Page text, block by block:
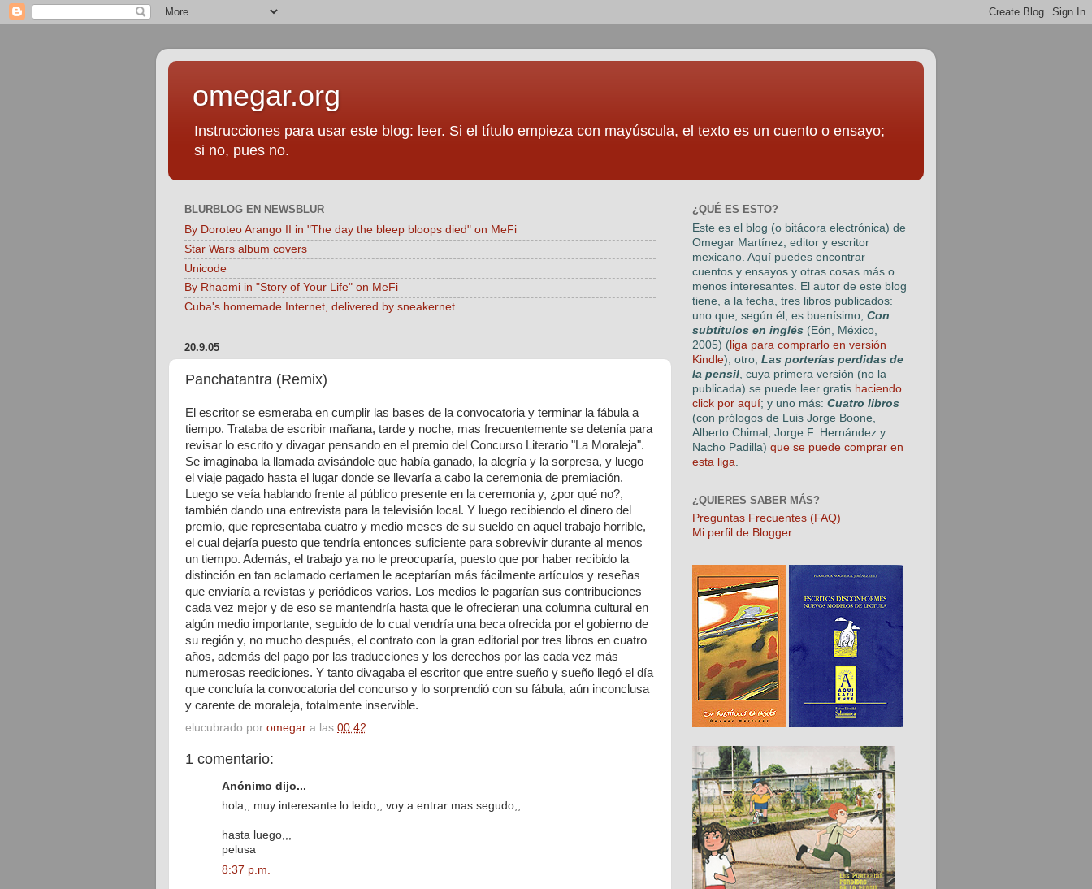
omegar.org
Instrucciones para usar este blog: leer. Si el título empieza con mayúscula, el texto es un cuento o ensayo;
si no, pues no.
BLURBLOG EN NEWSBLUR
By Doroteo Arango II in "The day the bleep bloops died" on MeFi
Star Wars album covers
Unicode
By Rhaomi in "Story of Your Life" on MeFi
Cuba's homemade Internet, delivered by sneakernet
20.9.05
Panchatantra (Remix)
El escritor se esmeraba en cumplir las bases de la convocatoria y terminar la fábula a
tiempo. Trataba de escribir mañana, tarde y noche, mas frecuentemente se detenía para
revisar lo escrito y divagar pensando en el premio del Concurso Literario "La Moraleja".
Se imaginaba la llamada avisándole que había ganado, la alegría y la sorpresa, y luego
el viaje pagado hasta el lugar donde se llevaría a cabo la ceremonia de premiación.
Luego se veía hablando frente al público presente en la ceremonia y, ¿por qué no?,
también dando una entrevista para la televisión local. Y luego recibiendo el dinero del
premio, que representaba cuatro y medio meses de su sueldo en aquel trabajo horrible,
el cual dejaría puesto que tendría entonces suficiente para sobrevivir durante al menos
un tiempo. Además, el trabajo ya no le preocuparía, puesto que por haber recibido la
distinción en tan aclamado certamen le aceptarían más fácilmente artículos y reseñas
que enviaría a revistas y periódicos varios. Los medios le pagarían sus contribuciones
cada vez mejor y de eso se mantendría hasta que le ofrecieran una columna cultural en
algún medio importante, seguido de lo cual vendría una beca ofrecida por el gobierno de
su región y, no mucho después, el contrato con la gran editorial por tres libros en cuatro
años, además del pago por las traducciones y los derechos por las cada vez más
numerosas reediciones. Y tanto divagaba el escritor que entre sueño y sueño llegó el día
que concluía la convocatoria del concurso y lo sorprendió con su fábula, aún inconclusa
y carente de moraleja, totalmente inservible.
elucubrado por omegar a las 00:42
1 comentario:
Anónimo dijo...
hola,, muy interesante lo leido,, voy a entrar mas segudo,,
hasta luego,,,
pelusa
8:37 p.m.
¿QUÉ ES ESTO?
Este es el blog (o bitácora electrónica) de
Omegar Martínez , editor y escritor
mexicano. Aquí puedes encontrar
cuentos y ensayos y otras cosas más o
menos interesantes. El autor de este blog
tiene, a la fecha, tres libros publicados:
uno que, según él, es buenísimo, Con
subtítulos en inglés (Eón, México,
2005) ( liga para comprarlo en versión
Kindle); otro, Las porterías perdidas de
la pensil , cuya primera versión (no la
publicada) se puede leer gratis haciendo
click por aquí; y uno más: Cuatro libros
(con prólogos de Luis Jorge Boone,
Alberto Chimal, Jorge F. Hernández y
Nacho Padilla) que se puede comprar en
esta liga
¿QUIERES SABER MÁS?
Preguntas Frecuentes (FAQ)
Mi perfil de Blogger